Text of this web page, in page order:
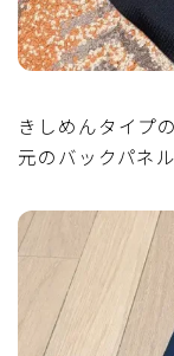
きしめんタイプ
元のバックパネ